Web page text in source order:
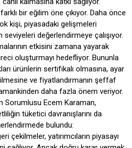
bir eğilim öne çıkıyor. Daha önce
kişi, piyasadaki gelişmeleri
seviyeleri değerlendirmeye çalışıyor.
etkisini zamana yayarak
oluşturmayı hedefliyor. Bununla
ürünlerin sertifikalı olmasına, ayar
ve fiyatlandırmanın şeffaf
daha fazla önem veriyor.
Sorumlusu Ecem Karaman,
tüketici davranışlarını da
bulundu:
çekilmeler, yatırımcıların piyasayı